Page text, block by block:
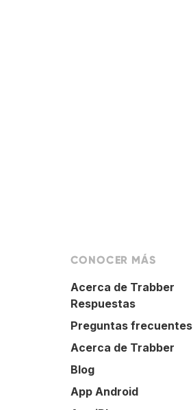
CONOCER MÁS
Acerca de Trabber
Respuestas
Preguntas frecuentes
Acerca de Trabber
Blog
App Android